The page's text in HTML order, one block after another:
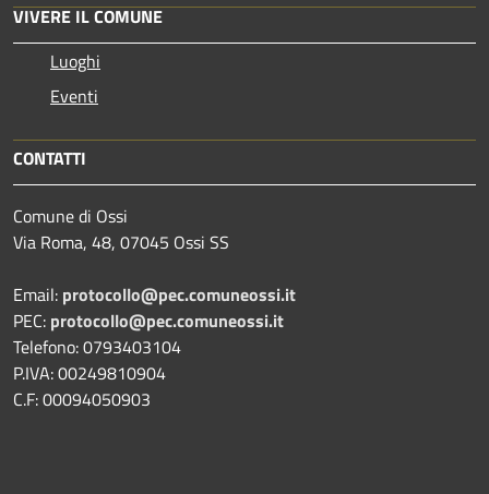
VIVERE IL COMUNE
Luoghi
Eventi
CONTATTI
Comune di Ossi
Via Roma, 48, 07045 Ossi SS
Email: protocollo@pec.comuneossi.it
PEC: protocollo@pec.comuneossi.it
Telefono: 0793403104
P.IVA: 00249810904
C.F: 00094050903